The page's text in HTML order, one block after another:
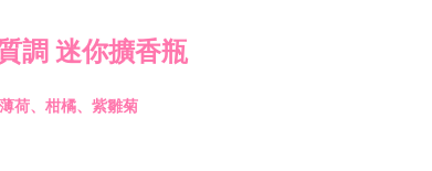
調 迷你擴香瓶
荷、柑橘、紫雛菊